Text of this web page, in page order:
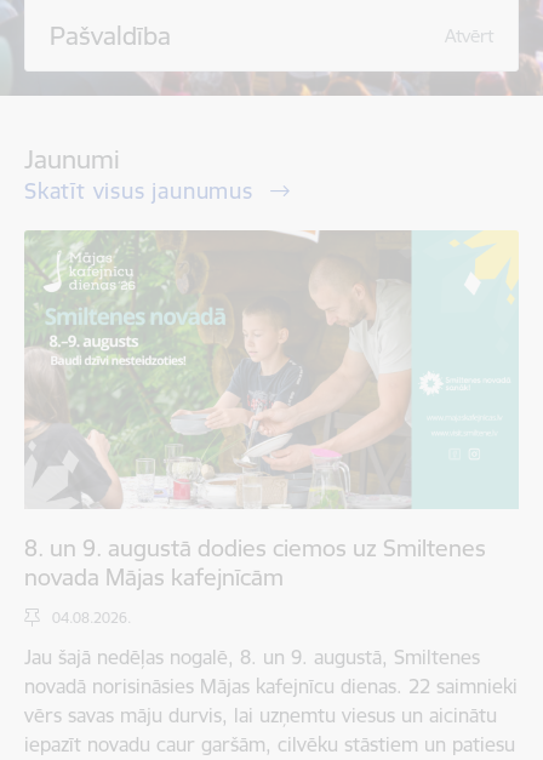
Pašvaldība Atvērt
Jaunumi
Skatīt visus jaunumus
8. un 9. augustā dodies ciemos uz Smiltenes
novada Mājas kafejnīcām
04.08.2026.
Jau šajā nedēļas nogalē, 8. un 9. augustā, Smiltenes
novadā norisināsies Mājas kafejnīcu dienas. 22 saimnieki
vērs savas māju durvis, lai uzņemtu viesus un aicinātu
iepazīt novadu caur garšām, cilvēku stāstiem un patiesu